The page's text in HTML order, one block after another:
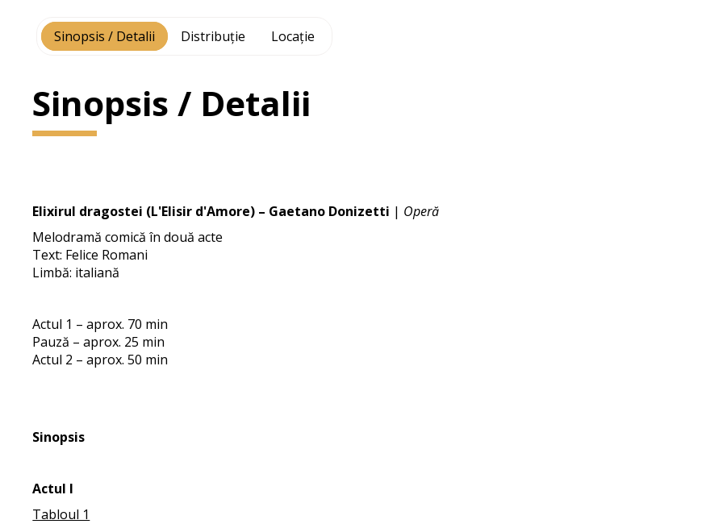
Sinopsis / Detalii Distribuție Locație
Sinopsis / Detalii
Elixirul dragostei (L'Elisir d'Amore) – Gaetano Donizetti | Operă
Melodramă comică în două acte
Text: Felice Romani
Limbă: italiană
Actul 1 – aprox. 70 min
Pauză – aprox. 25 min
Actul 2 – aprox. 50 min
Sinopsis
Actul I
Tabloul 1